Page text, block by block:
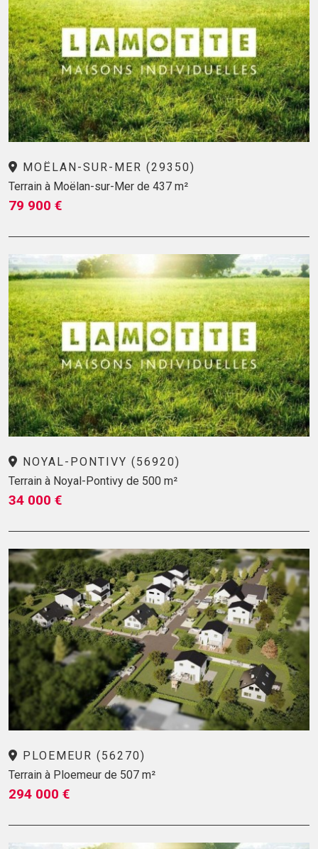
MOËLAN-SUR-MER (29350)
Terrain à Moëlan-sur-Mer de 437 m²
79 900 €
NOYAL-PONTIVY (56920)
Terrain à Noyal-Pontivy de 500 m²
34 000 €
PLOEMEUR (56270)
Terrain à Ploemeur de 507 m²
294 000 €